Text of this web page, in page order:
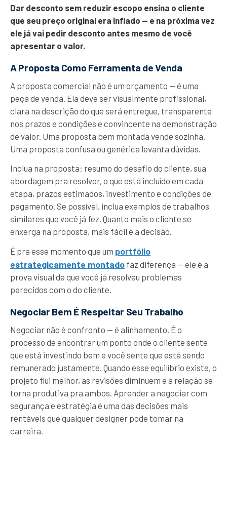
Dar desconto sem reduzir escopo ensina o cliente
que seu preço original era inflado — e na próxima vez
ele já vai pedir desconto antes mesmo de você
apresentar o valor.
A Proposta Como Ferramenta de Venda
A proposta comercial não é um orçamento — é uma
peça de venda. Ela deve ser visualmente profissional,
clara na descrição do que será entregue, transparente
nos prazos e condições e convincente na demonstração
de valor. Uma proposta bem montada vende sozinha.
Uma proposta confusa ou genérica levanta dúvidas.
Inclua na proposta: resumo do desafio do cliente, sua
abordagem pra resolver, o que está incluído em cada
etapa, prazos estimados, investimento e condições de
pagamento. Se possível, inclua exemplos de trabalhos
similares que você já fez. Quanto mais o cliente se
enxerga na proposta, mais fácil é a decisão.
É pra esse momento que um portfólio
estrategicamente montado faz diferença — ele é a
prova visual de que você já resolveu problemas
parecidos com o do cliente.
Negociar Bem É Respeitar Seu Trabalho
Negociar não é confronto — é alinhamento. É o
processo de encontrar um ponto onde o cliente sente
que está investindo bem e você sente que está sendo
remunerado justamente. Quando esse equilíbrio existe, o
projeto flui melhor, as revisões diminuem e a relação se
torna produtiva pra ambos. Aprender a negociar com
segurança e estratégia é uma das decisões mais
rentáveis que qualquer designer pode tomar na
carreira.